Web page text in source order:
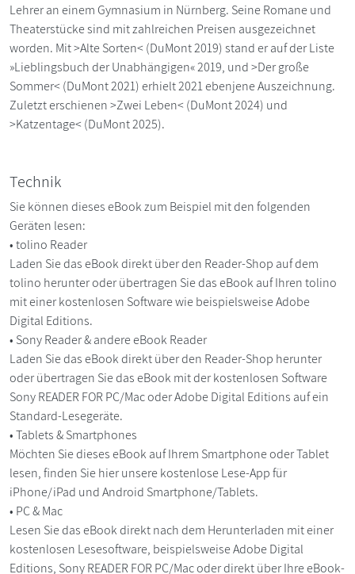
Lehrer an einem Gymnasium in Nürnberg. Seine Romane und
Theaterstücke sind mit zahlreichen Preisen ausgezeichnet
worden. Mit >Alte Sorten< (DuMont 2019) stand er auf der Liste
»Lieblingsbuch der Unabhängigen« 2019, und >Der große
Sommer< (DuMont 2021) erhielt 2021 ebenjene Auszeichnung.
Zuletzt erschienen >Zwei Leben< (DuMont 2024) und
>Katzentage< (DuMont 2025).
Technik
Sie können dieses eBook zum Beispiel mit den folgenden
Geräten lesen:
• tolino Reader
Laden Sie das eBook direkt über den Reader-Shop auf dem
tolino herunter oder übertragen Sie das eBook auf Ihren tolino
mit einer kostenlosen Software wie beispielsweise Adobe
Digital Editions.
• Sony Reader & andere eBook Reader
Laden Sie das eBook direkt über den Reader-Shop herunter
oder übertragen Sie das eBook mit der kostenlosen Software
Sony READER FOR PC/Mac oder Adobe Digital Editions auf ein
Standard-Lesegeräte.
• Tablets & Smartphones
Möchten Sie dieses eBook auf Ihrem Smartphone oder Tablet
lesen, finden Sie hier unsere kostenlose Lese-App für
iPhone/iPad und Android Smartphone/Tablets.
• PC & Mac
Lesen Sie das eBook direkt nach dem Herunterladen mit einer
kostenlosen Lesesoftware, beispielsweise Adobe Digital
Editions, Sony READER FOR PC/Mac oder direkt über Ihre eBook-